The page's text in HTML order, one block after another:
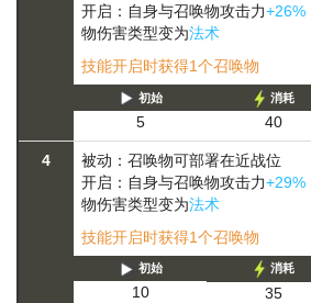
开启：自身与召唤物攻击力+26%
物伤害类型变为法术
技能开启时获得1个召唤物
初始
5
消耗
40
4
被动：召唤物可部署在近战位
开启：自身与召唤物攻击力+29%
物伤害类型变为法术
技能开启时获得1个召唤物
初始
10
消耗
35